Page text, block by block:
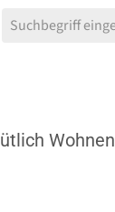
Wohnen